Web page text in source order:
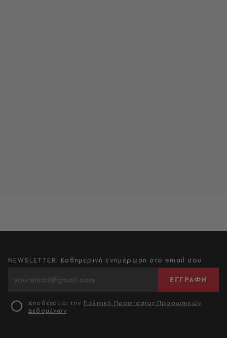
NEWSLETTER: Καθημερινή ενημέρωση στο email σου
ΕΓΓΡΑΦΗ
Αποδέχομαι την Πολιτική Προστασίας Προσωπικών
Δεδομένων